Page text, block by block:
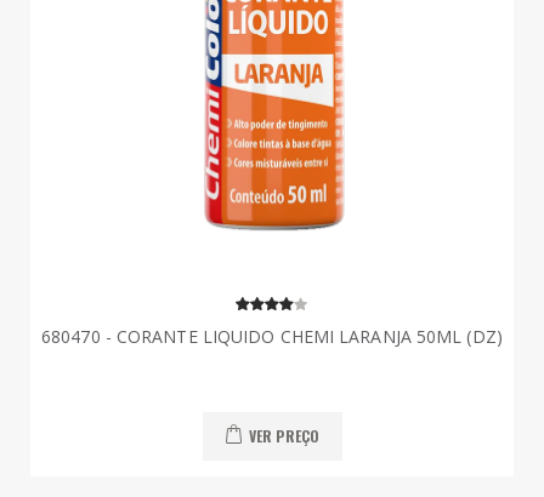
680470 - CORANTE LIQUIDO CHEMI LARANJA 50ML (DZ)
VER PREÇO